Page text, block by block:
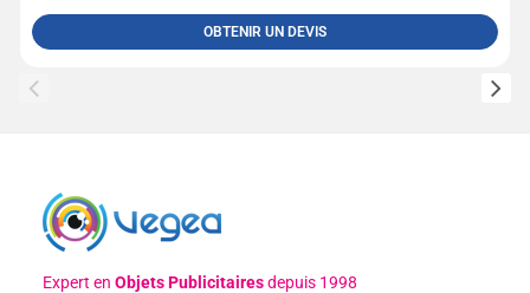
OBTENIR UN DEVIS
Expert enObjets Publicitairesdepuis 1998